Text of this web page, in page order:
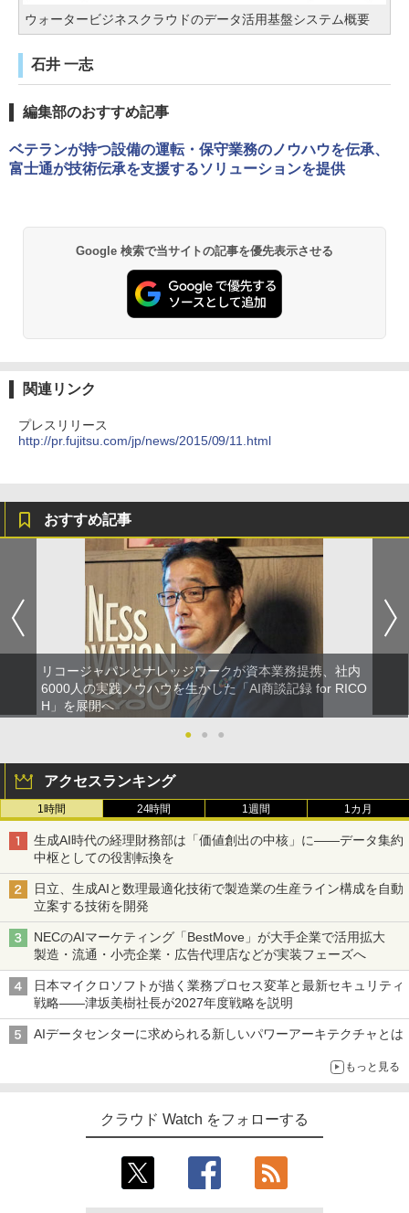
ウォータービジネスクラウドのデータ活用基盤システム概要
石井 一志
編集部のおすすめ記事
ベテランが持つ設備の運転・保守業務のノウハウを伝承、
富士通が技術伝承を支援するソリューションを提供
Google 検索で当サイトの記事を優先表示させる
関連リンク
プレスリリース
http://pr.fujitsu.com/jp/news/2015/09/11.html
おすすめ記事
リコージャパンとナレッジワークが資本業務提携、社内
6000人の実践ノウハウを生かした「AI商談記録 for RICO
H」を展開へ
●
● ●
アクセスランキング
1時間 24時間 1週間 1カ月
生成AI時代の経理財務部は「価値創出の中核」に――データ集約
中枢としての役割転換を
日立、生成AIと数理最適化技術で製造業の生産ライン構成を自動
立案する技術を開発
NECのAIマーケティング「BestMove」が大手企業で活用拡大
製造・流通・小売企業・広告代理店などが実装フェーズへ
日本マイクロソフトが描く業務プロセス変革と最新セキュリティ
戦略――津坂美樹社長が2027年度戦略を説明
AIデータセンターに求められる新しいパワーアーキテクチャとは
もっと見る
クラウド Watch をフォローする